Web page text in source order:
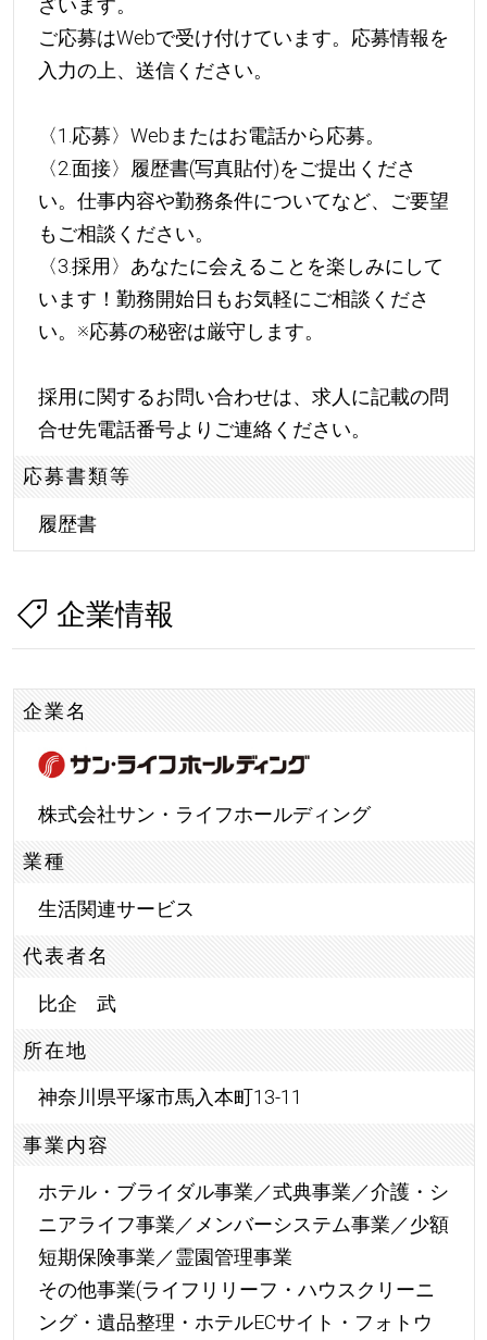
ざいます。
ご応募はWebで受け付けています。応募情報を
入力の上、送信ください。
〈1.応募〉Webまたはお電話から応募。
〈2.面接〉履歴書(写真貼付)をご提出くださ
い。仕事内容や勤務条件についてなど、ご要望
もご相談ください。
〈3.採用〉あなたに会えることを楽しみにして
います！勤務開始日もお気軽にご相談くださ
い。※応募の秘密は厳守します。
採用に関するお問い合わせは、求人に記載の問
合せ先電話番号よりご連絡ください。
応募書類等
履歴書
企業情報
企業名
株式会社サン・ライフホールディング
業種
生活関連サービス
代表者名
比企 武
所在地
神奈川県平塚市馬入本町13-11
事業内容
ホテル・ブライダル事業／式典事業／介護・シ
ニアライフ事業／メンバーシステム事業／少額
短期保険事業／霊園管理事業
その他事業(ライフリリーフ・ハウスクリーニ
ング・遺品整理・ホテルECサイト・フォトウ